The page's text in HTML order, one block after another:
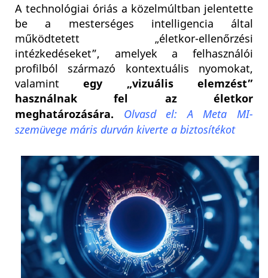
A technológiai óriás a közelmúltban jelentette
be a mesterséges intelligencia által
működtetett „életkor-ellenőrzési
intézkedéseket”, amelyek a felhasználói
profilból származó kontextuális nyomokat,
valamintegy „vizuális elemzést”
használnak fel az életkor
meghatározására. Olvasd el: A Meta MI-
szemüvege máris durván kiverte a biztosítékot